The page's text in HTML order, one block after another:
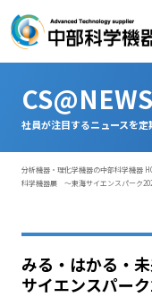
CS@NEWS
社員が注目するニュースを定
分析機器・理化学機器の中部科学機器
科学機器展 ～東海サイエンスパーク
みる・はかる・
サイエンスパー